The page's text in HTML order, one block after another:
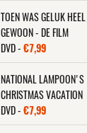
TOEN WAS GELUK HEEL
GEWOON - DE FILM
DVD -€7,99
NATIONAL LAMPOON'S
CHRISTMAS VACATION
DVD -€7,99